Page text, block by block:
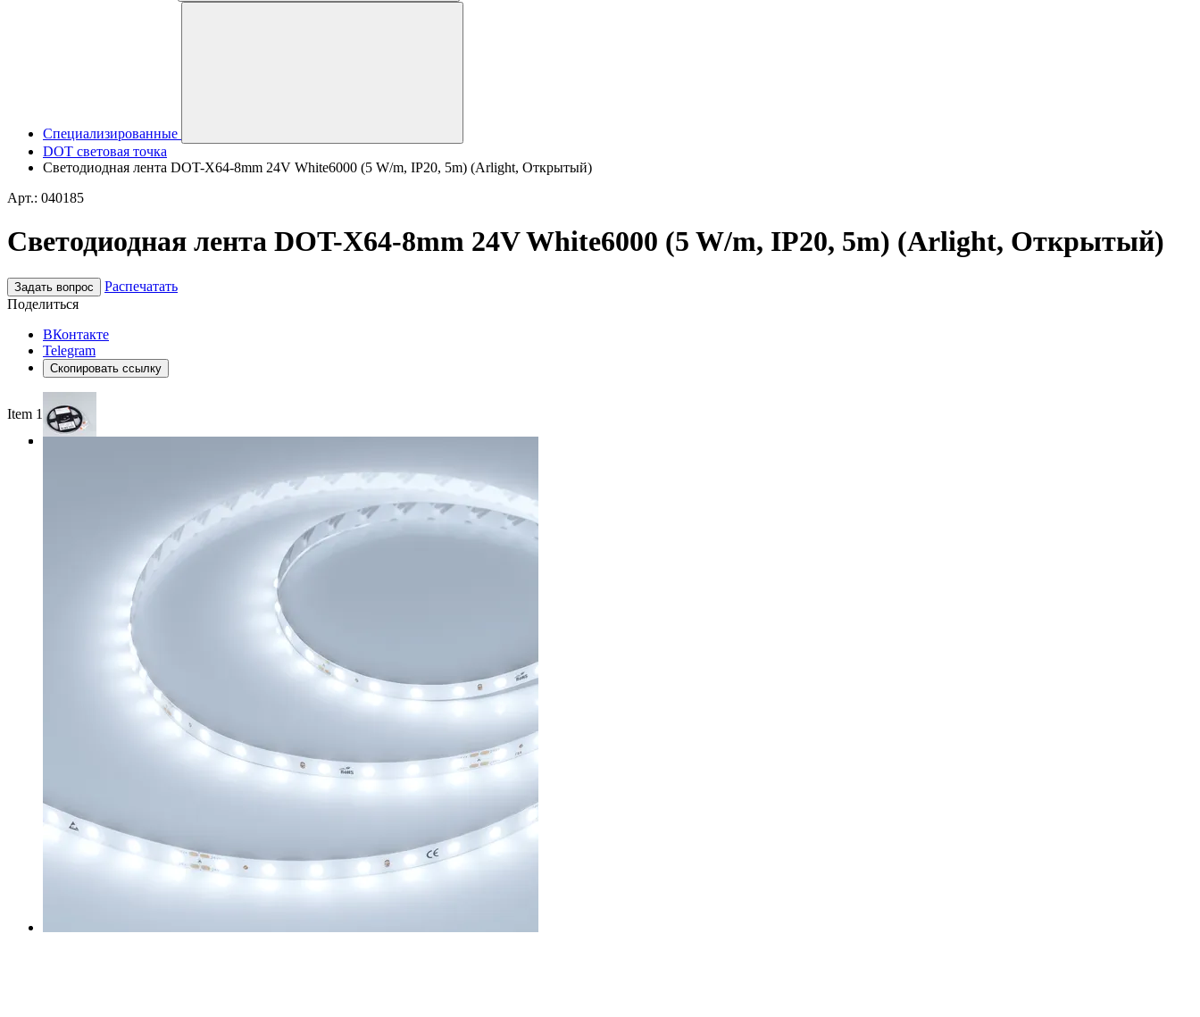
Специализированные
DOT световая точка
Светодиодная лента DOT-X64-8mm 24V White6000 (5 W/m, IP20, 5m) (Arlight, Открытый)
Арт.: 040185
Светодиодная лента DOT-X64-8mm 24V White6000 (5 W/m, IP20, 5m) (Arlight, Открытый)
Задать вопрос
Распечатать
Поделиться
ВКонтакте
Telegram
Скопировать ссылку
Item 1 of 3